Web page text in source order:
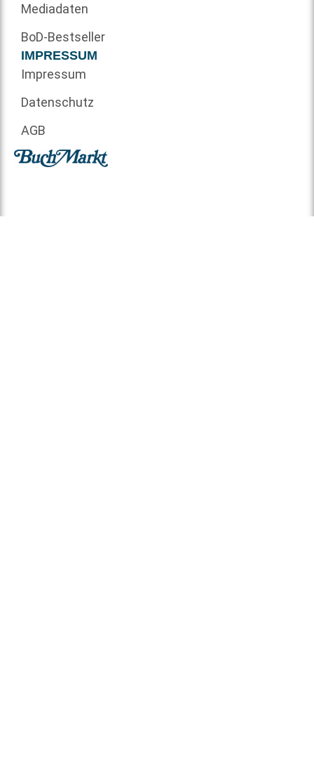
Mediadaten
BoD-Bestseller
IMPRESSUM
Impressum
Datenschutz
AGB